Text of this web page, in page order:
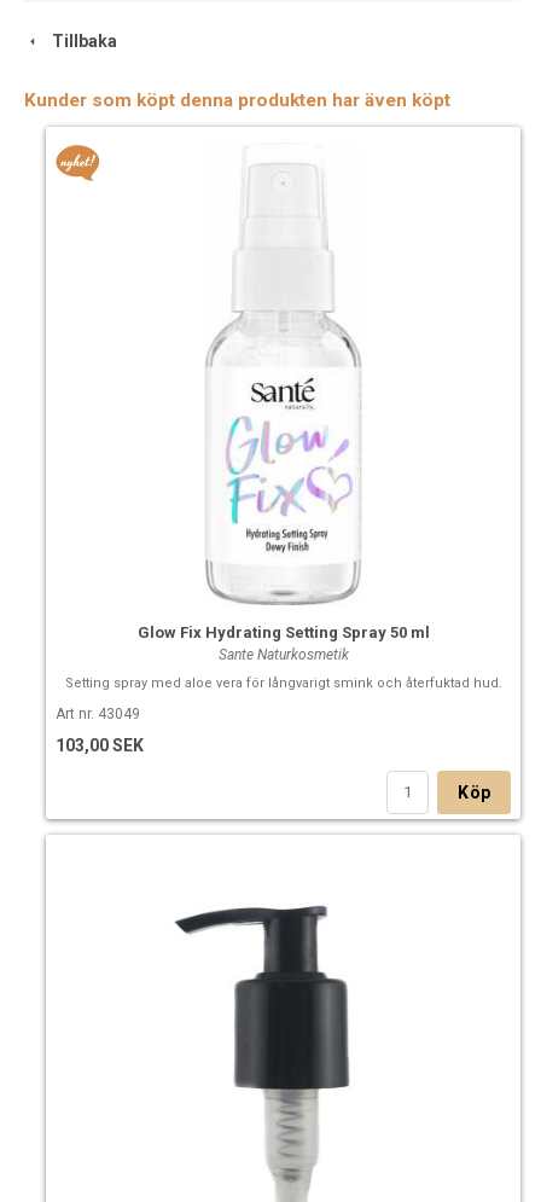
Tillbaka
Kunder som köpt denna produkten har även köpt
Glow Fix Hydrating Setting Spray 50 ml
Sante Naturkosmetik
Setting spray med aloe vera för långvarigt smink och återfuktad hud.
Art nr. 43049
103,00 SEK
Köp